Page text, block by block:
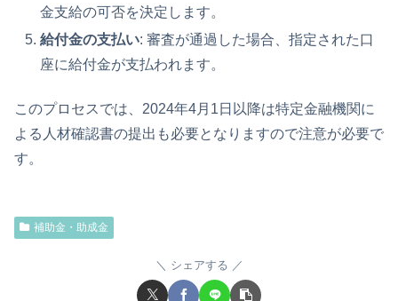
金支給の可否を決定します。
給付金の支払い: 審査が通過した場合、指定された口
座に給付金が支払われます。
このプロセスでは、2024年4月1日以降は特定金融機関に
よる人材確認書の提出も必要となりますので注意が必要で
す。
補助金・助成金
シェアする